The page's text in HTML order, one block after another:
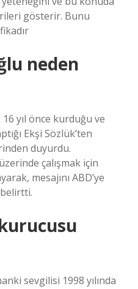
gösterir. Bunu
neden
yıl önce kurduğu ve
Ekşi Sözlük’ten
duyurdu.
çalışmak için
mesajını ABD’ye
belirtti.
sevgilisi 1998 yılında